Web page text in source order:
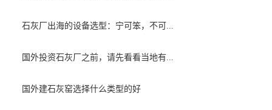
石灰厂出海的设备选型：宁可笨，不可...
国外投资石灰厂之前，请先看看当地有...
国外建石灰窑选择什么类型的好